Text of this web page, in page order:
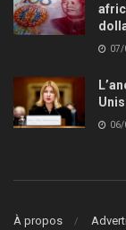
07/
06/
À propos